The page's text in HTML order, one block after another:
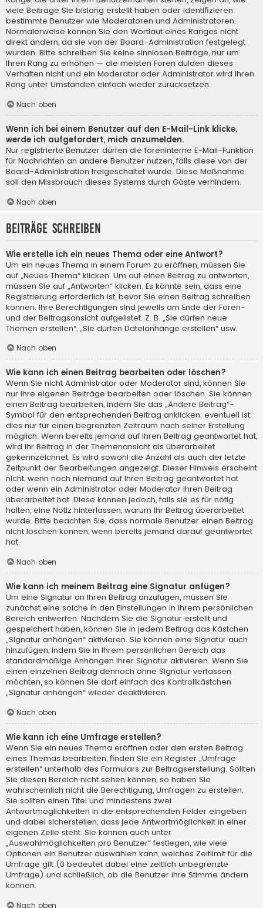
viele Beiträge Sie bislang erstellt haben oder identifizieren
bestimmte Benutzer wie Moderatoren und Administratoren.
Normalerweise können Sie den Wortlaut eines Ranges nicht
direkt ändern, da sie von der Board-Administration festgelegt
wurden. Bitte schreiben Sie keine sinnlosen Beiträge, nur um
Ihren Rang zu erhöhen — die meisten Foren dulden dieses
Verhalten nicht und ein Moderator oder Administrator wird Ihren
Rang unter Umständen einfach wieder zurücksetzen.
Nach oben
Wenn ich bei einem Benutzer auf den E-Mail-Link klicke,
werde ich aufgefordert, mich anzumelden.
Nur registrierte Benutzer dürfen die foreninterne E-Mail-Funktion
für Nachrichten an andere Benutzer nutzen, falls diese von der
Board-Administration freigeschaltet wurde. Diese Maßnahme
soll den Missbrauch dieses Systems durch Gäste verhindern.
Nach oben
Beiträge schreiben
Wie erstelle ich ein neues Thema oder eine Antwort?
Um ein neues Thema in einem Forum zu eröffnen, müssen Sie
auf „Neues Thema“ klicken. Um auf einen Beitrag zu antworten,
müssen Sie auf „Antworten“ klicken. Es könnte sein, dass eine
Registrierung erforderlich ist, bevor Sie einen Beitrag schreiben
können. Ihre Berechtigungen sind jeweils am Ende der Foren-
und der Beitragsansicht aufgelistet. Z. B. „Sie dürfen neue
Themen erstellen“, „Sie dürfen Dateianhänge erstellen“ usw.
Nach oben
Wie kann ich einen Beitrag bearbeiten oder löschen?
Wenn Sie nicht Administrator oder Moderator sind, können Sie
nur Ihre eigenen Beiträge bearbeiten oder löschen. Sie können
einen Beitrag bearbeiten, indem Sie das „Ändere Beitrag“-
Symbol für den entsprechenden Beitrag anklicken; eventuell ist
dies nur für einen begrenzten Zeitraum nach seiner Erstellung
möglich. Wenn bereits jemand auf Ihren Beitrag geantwortet hat,
wird Ihr Beitrag in der Themenansicht als überarbeitet
gekennzeichnet. Es wird sowohl die Anzahl als auch der letzte
Zeitpunkt der Bearbeitungen angezeigt. Dieser Hinweis erscheint
nicht, wenn noch niemand auf Ihren Beitrag geantwortet hat
oder wenn ein Administrator oder Moderator Ihren Beitrag
überarbeitet hat. Diese können jedoch, falls sie es für nötig
halten, eine Notiz hinterlassen, warum Ihr Beitrag überarbeitet
wurde. Bitte beachten Sie, dass normale Benutzer einen Beitrag
nicht löschen können, wenn bereits jemand darauf geantwortet
hat.
Nach oben
Wie kann ich meinem Beitrag eine Signatur anfügen?
Um eine Signatur an Ihren Beitrag anzufügen, müssen Sie
zunächst eine solche in den Einstellungen in Ihrem persönlichen
Bereich entwerfen. Nachdem Sie die Signatur erstellt und
gespeichert haben, können Sie in jedem Beitrag das Kästchen
„Signatur anhängen“ aktivieren. Sie können eine Signatur auch
hinzufügen, indem Sie in Ihrem persönlichen Bereich das
standardmäßige Anhängen Ihrer Signatur aktivieren. Wenn Sie
einen einzelnen Beitrag dennoch ohne Signatur verfassen
möchten, so können Sie dort einfach das Kontrollkästchen
„Signatur anhängen“ wieder deaktivieren.
Nach oben
Wie kann ich eine Umfrage erstellen?
Wenn Sie ein neues Thema eröffnen oder den ersten Beitrag
eines Themas bearbeiten, finden Sie ein Register „Umfrage
erstellen“ unterhalb des Formulars zur Beitragserstellung. Sollten
Sie diesen Bereich nicht sehen können, so haben Sie
wahrscheinlich nicht die Berechtigung, Umfragen zu erstellen.
Sie sollten einen Titel und mindestens zwei
Antwortmöglichkeiten in die entsprechenden Felder eingeben
und dabei sicherstellen, dass jede Antwortmöglichkeit in einer
eigenen Zeile steht. Sie können auch unter
„Auswahlmöglichkeiten pro Benutzer“ festlegen, wie viele
Optionen ein Benutzer auswählen kann, welches Zeitlimit für die
Umfrage gilt (0 bedeutet dabei eine zeitlich unbegrenzte
Umfrage) und schließlich, ob die Benutzer ihre Stimme ändern
können.
Nach oben